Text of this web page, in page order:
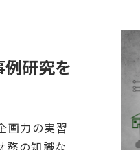
研究を
画力の実習
務の知識な